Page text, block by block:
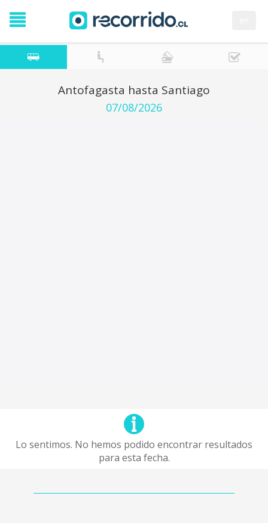
Antofagasta hasta Santiago
07/08/2026
Lo sentimos. No hemos podido encontrar resultados
para esta fecha.